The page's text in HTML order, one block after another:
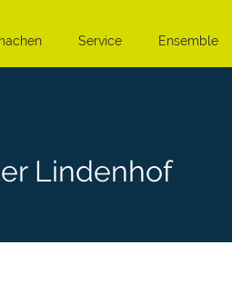
Service Ensemble
Lindenhof